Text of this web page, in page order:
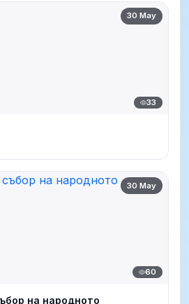
30 May
33
30 May
60
на народното